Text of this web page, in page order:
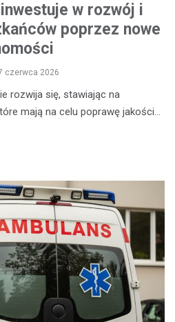
w rozwój i
poprzez nowe
czerwca 2026
rozwija się, stawiając na
mają na celu poprawę jakości…